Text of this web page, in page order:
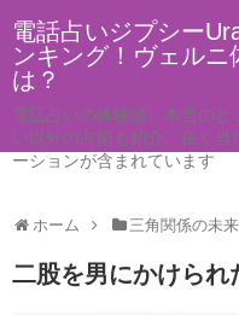
電話占いジプシー
ンキング！ヴェルニ
は？
電話占いの体験談。本当の
い以外の占術も紹介。良く
ーションが含まれています
ホーム 三角関係の未
二股を男にかけられ